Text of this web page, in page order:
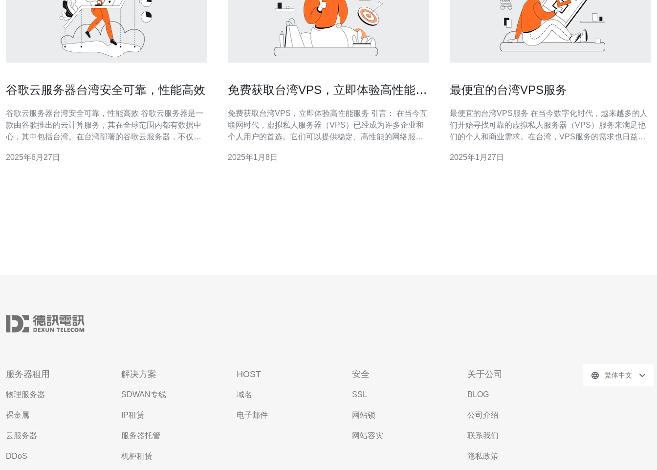
谷歌云服务器台湾安全可靠，性能高效
谷歌云服务器台湾安全可靠，性能高效 谷歌云服务器是一
款由谷歌推出的云计算服务，其在全球范围内都有数据中
心，其中包括台湾。在台湾部署的谷歌云服务器，不仅可
更低的延迟和更稳定的网络连接。 谷歌作为全球领先的互
2025年6月27日
免费获取台湾VPS，立即体验高性能服
免费获取台湾VPS，立即体验高性能服务 引言： 在当今互
联网时代，虚拟私人服务器（VPS）已经成为许多企业和
个人用户的首选。它们可以提供稳定、高性能的网络服
个可靠且价格合理的VPS提供商并不容易。在本文中，我
2025年1月8日
最便宜的台湾VPS服务
最便宜的台湾VPS服务 在当今数字化时代，越来越多的人
们开始寻找可靠的虚拟私人服务器（VPS）服务来满足他
们的个人和商业需求。在台湾，VPS服务的需求也日益增
择。 最便宜的台湾VPS服务提供了许多优势。首先，它们
2025年1月27日
服务器租用
物理服务器
裸金属
云服务器
DDoS
解决方案
SDWAN专线
IP租赁
服务器托管
机柜租赁
HOST
域名
电子邮件
安全
SSL
网站锁
网站容灾
关于公司
BLOG
公司介绍
联系我们
隐私政策
繁体中文